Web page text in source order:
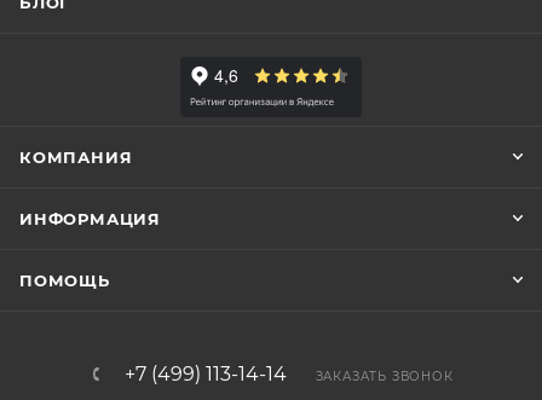
КОМПАНИЯ
ИНФОРМАЦИЯ
ПОМОЩЬ
+7 (499) 113-14-14 ЗАКАЗАТЬ ЗВОНОК